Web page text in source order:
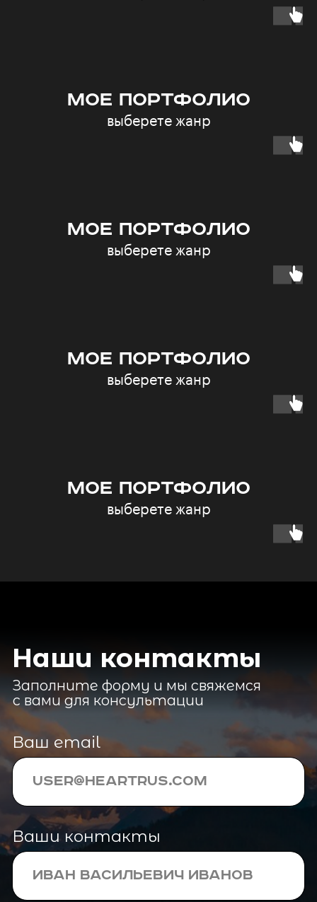
МОЕ ПОРТФОЛИО
выберете жанр
МОЕ ПОРТФОЛИО
выберете жанр
МОЕ ПОРТФОЛИО
выберете жанр
МОЕ ПОРТФОЛИО
выберете жанр
Ваш контактный номер